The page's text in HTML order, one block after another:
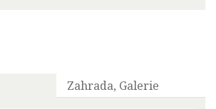
Zahrada, Galerie